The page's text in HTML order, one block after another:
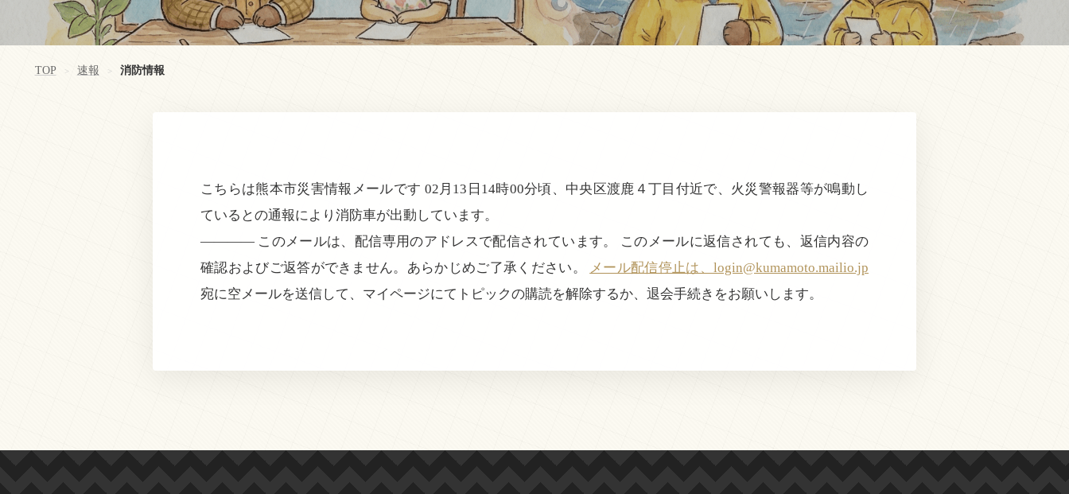
TOP > 速報 > 消防情報
こちらは熊本市災害情報メールです 02月13日14時00分頃、中央区渡鹿４丁目付近で、火災警報器等が鳴動し
ているとの通報により消防車が出動しています。
———— このメールは、配信専用のアドレスで配信されています。 このメールに返信されても、返信内容の
確認およびご返答ができません。あらかじめご了承ください。 メール配信停止は、login@kumamoto.mailio.jp
宛に空メールを送信して、マイページにてトピックの購読を解除するか、退会手続きをお願いします。